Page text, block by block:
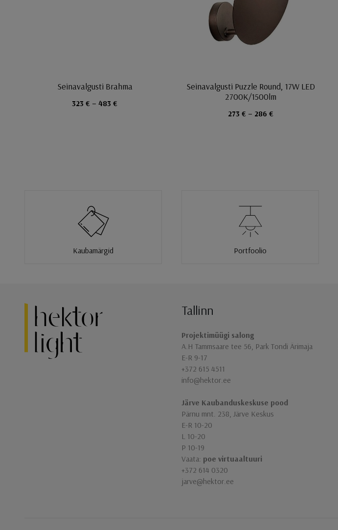
Seinavalgusti Brahma
323 € – 483 €
Seinavalgusti Puzzle Round, 17W LED
2700K/1500lm
273 € – 286 €
Kaubamärgid Portfoolio
Jaluse navigatsioon
Tallinn
Projektimüügi salong
A.H Tammsaare tee 56, Park Tondi Ärimaja
E-R 9-17
+372 615 4511
info@hektor.ee
Järve Kaubanduskeskuse pood
Pärnu mnt. 238, Järve Keskus
E-R 10-20
L 10-20
P 10-19
Vaata: poe virtuaaltuuri
+372 614 0320
jarve@hektor.ee